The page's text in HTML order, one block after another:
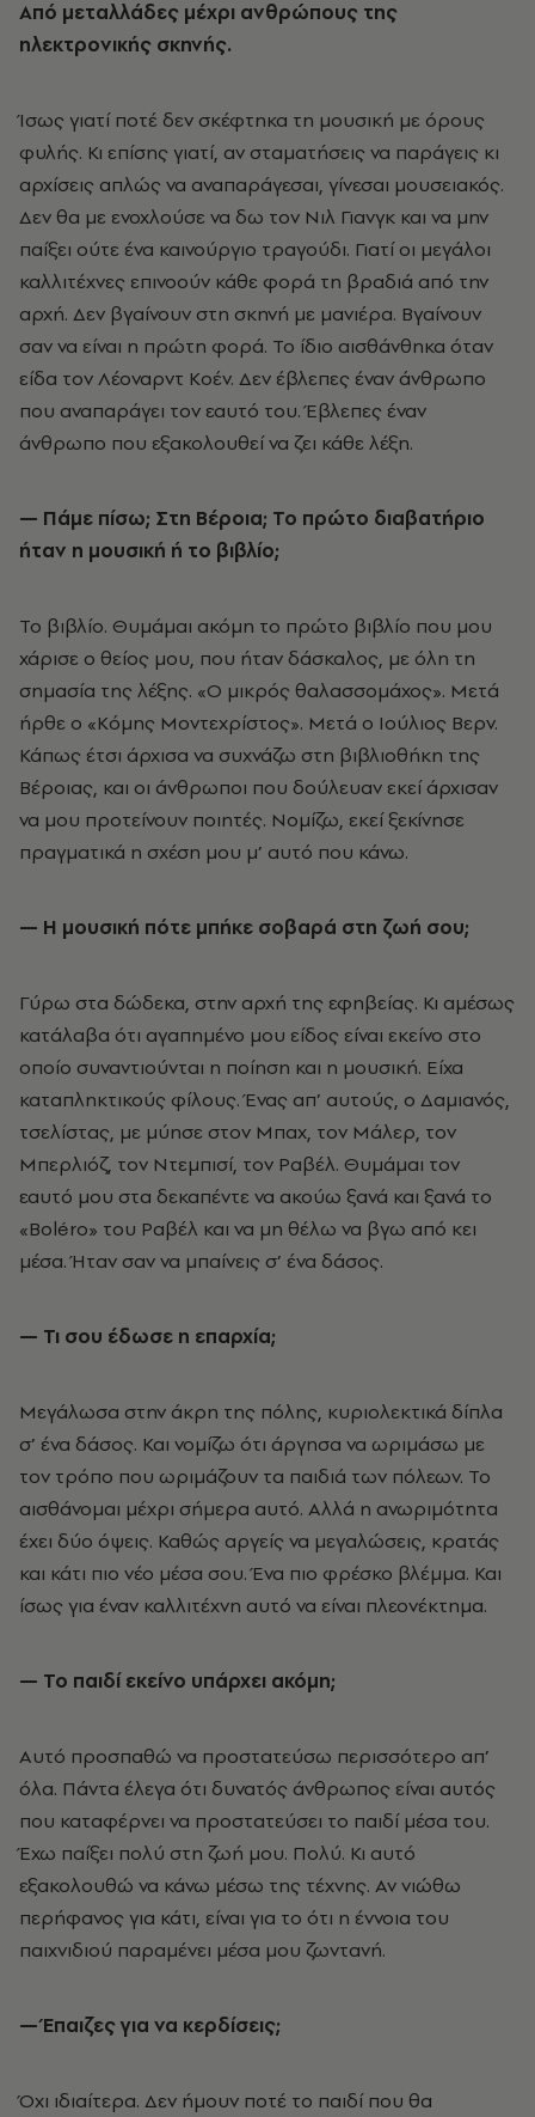
Από μεταλλάδες μέχρι ανθρώπους της
ηλεκτρονικής σκηνής.
Ίσως γιατί ποτέ δεν σκέφτηκα τη μουσική με όρους
φυλής. Κι επίσης γιατί, αν σταματήσεις να παράγεις κι
αρχίσεις απλώς να αναπαράγεσαι, γίνεσαι μουσειακός.
Δεν θα με ενοχλούσε να δω τον Νιλ Γιανγκ και να μην
παίξει ούτε ένα καινούργιο τραγούδι. Γιατί οι μεγάλοι
καλλιτέχνες επινοούν κάθε φορά τη βραδιά από την
αρχή. Δεν βγαίνουν στη σκηνή με μανιέρα. Βγαίνουν
σαν να είναι η πρώτη φορά. Το ίδιο αισθάνθηκα όταν
είδα τον Λέοναρντ Κοέν. Δεν έβλεπες έναν άνθρωπο
που αναπαράγει τον εαυτό του. Έβλεπες έναν
άνθρωπο που εξακολουθεί να ζει κάθε λέξη.
— Πάμε πίσω; Στη Βέροια; Το πρώτο διαβατήριο
ήταν η μουσική ή το βιβλίο;
Το βιβλίο. Θυμάμαι ακόμη το πρώτο βιβλίο που μου
χάρισε ο θείος μου, που ήταν δάσκαλος, με όλη τη
σημασία της λέξης. «Ο μικρός θαλασσομάχος». Μετά
ήρθε ο «Κόμης Μοντεχρίστος». Μετά ο Ιούλιος Βερν.
Κάπως έτσι άρχισα να συχνάζω στη βιβλιοθήκη της
Βέροιας, και οι άνθρωποι που δούλευαν εκεί άρχισαν
να μου προτείνουν ποιητές. Νομίζω, εκεί ξεκίνησε
πραγματικά η σχέση μου μ’ αυτό που κάνω.
— Η μουσική πότε μπήκε σοβαρά στη ζωή σου;
Γύρω στα δώδεκα, στην αρχή της εφηβείας. Κι αμέσως
κατάλαβα ότι αγαπημένο μου είδος είναι εκείνο στο
οποίο συναντιούνται η ποίηση και η μουσική. Είχα
καταπληκτικούς φίλους. Ένας απ’ αυτούς, ο Δαμιανός,
τσελίστας, με μύησε στον Μπαχ, τον Μάλερ, τον
Μπερλιόζ, τον Ντεμπισί, τον Ραβέλ. Θυμάμαι τον
εαυτό μου στα δεκαπέντε να ακούω ξανά και ξανά το
«Boléro» του Ραβέλ και να μη θέλω να βγω από κει
μέσα. Ήταν σαν να μπαίνεις σ’ ένα δάσος.
— Τι σου έδωσε η επαρχία;
Μεγάλωσα στην άκρη της πόλης, κυριολεκτικά δίπλα
σ’ ένα δάσος. Και νομίζω ότι άργησα να ωριμάσω με
τον τρόπο που ωριμάζουν τα παιδιά των πόλεων. Το
αισθάνομαι μέχρι σήμερα αυτό. Αλλά η ανωριμότητα
έχει δύο όψεις. Καθώς αργείς να μεγαλώσεις, κρατάς
και κάτι πιο νέο μέσα σου. Ένα πιο φρέσκο βλέμμα. Και
ίσως για έναν καλλιτέχνη αυτό να είναι πλεονέκτημα.
— Το παιδί εκείνο υπάρχει ακόμη;
Αυτό προσπαθώ να προστατεύσω περισσότερο απ’
όλα. Πάντα έλεγα ότι δυνατός άνθρωπος είναι αυτός
που καταφέρνει να προστατεύσει το παιδί μέσα του.
Έχω παίξει πολύ στη ζωή μου. Πολύ. Κι αυτό
εξακολουθώ να κάνω μέσω της τέχνης. Αν νιώθω
περήφανος για κάτι, είναι για το ότι η έννοια του
παιχνιδιού παραμένει μέσα μου ζωντανή.
— Έπαιζες για να κερδίσεις;
Όχι ιδιαίτερα. Δεν ήμουν ποτέ το παιδί που θα